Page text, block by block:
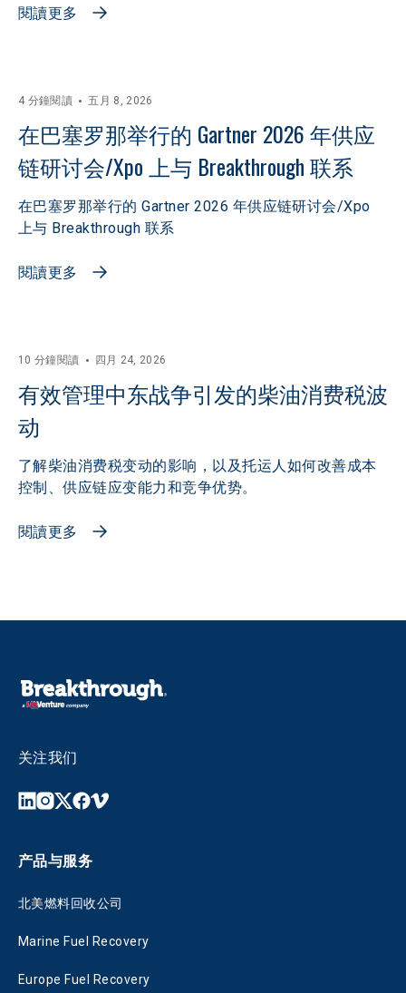
閱讀更多
4 分鐘閱讀 五月 8, 2026
在巴塞罗那举行的 Gartner 2026 年供应
链研讨会/Xpo 上与 Breakthrough 联系
在巴塞罗那举行的 Gartner 2026 年供应链研讨会/Xpo
上与 Breakthrough 联系
閱讀更多
10 分鐘閱讀 四月 24, 2026
有效管理中东战争引发的柴油消费税波
动
了解柴油消费税变动的影响，以及托运人如何改善成本
控制、供应链应变能力和竞争优势。
閱讀更多
关注我们
产品与服务
北美燃料回收公司
Marine Fuel Recovery
Europe Fuel Recovery